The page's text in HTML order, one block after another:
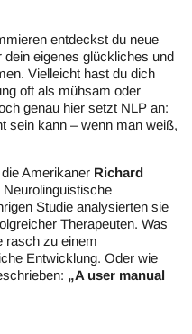
entdeckst du neue
eigenes glückliches und
Vielleicht hast du dich
oft als mühsam oder
genau hier setzt NLP an:
sein kann – wenn man weiß,
Amerikaner Richard
Neurolinguistische
Studie analysierten sie
Therapeuten. Was
rasch zu einem
Entwicklung. Oder wie
„A user manual